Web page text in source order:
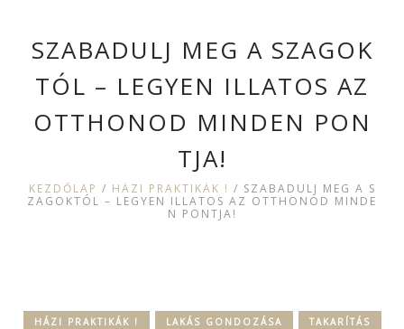
SZABADULJ MEG A SZAGOK
TÓL – LEGYEN ILLATOS AZ
OTTHONOD MINDEN PON
TJA!
KEZDŐLAP / HÁZI PRAKTIKÁK ! / SZABADULJ MEG A S
ZAGOKTÓL – LEGYEN ILLATOS AZ OTTHONOD MINDE
N PONTJA!
HÁZI PRAKTIKÁK ! LAKÁS GONDOZÁSA TAKARÍTÁS